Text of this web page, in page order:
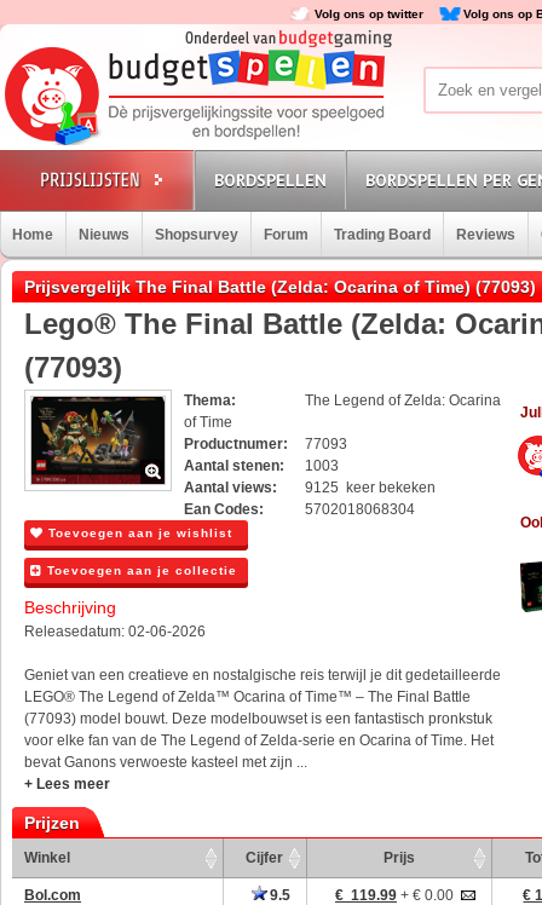
Volg ons op twitter Volg ons op
BORDSPELLEN BORDSPELLEN PER
Home Nieuws Shopsurvey Forum Trading Board Reviews
Prijsvergelijk The Final Battle (Zelda: Ocarina of Time) (77093)
Lego® The Final Battle (Zelda:
(77093)
Thema:
The Legend of Zelda: Ocarina
of Time
Productnumer:
77093
Aantal stenen:
1003
Aantal views:
9125 keer bekeken
Ean Codes:
5702018068304
Toevoegen aan je wishlist
Toevoegen aan je collectie
Beschrijving
Releasedatum: 02-06-2026
Geniet van een creatieve en nostalgische reis terwijl je dit gedetailleerde
LEGO® The Legend of Zelda™ Ocarina of Time™ – The Final Battle
(77093) model bouwt. Deze modelbouwset is een fantastisch pronkstuk
voor elke fan van de The Legend of Zelda-serie en Ocarina of Time. Het
bevat Ganons verwoeste kasteel met zijn ...
+ Lees meer
Prijzen
Winkel Cijfer Prijs
Bol.com 9.5 € 119.99 + € 0.00
€